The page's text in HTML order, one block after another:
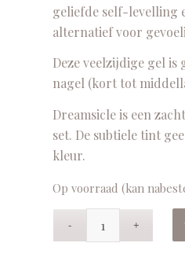
geliefde self-levelling
alternatief voor
Deze veelzijdige gel
nagel (kort tot
Dreamsicle is een
set. De subtiele tint
kleur.
Op voorraad (kan